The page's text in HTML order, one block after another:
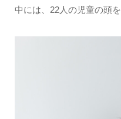
中には、22人の児童の頭